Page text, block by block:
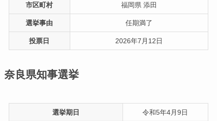
市区町村 福岡県 添田
選挙事由 任期満了
投票日 2026年7月12日
奈良県知事選挙
選挙期日 令和5年4月9日